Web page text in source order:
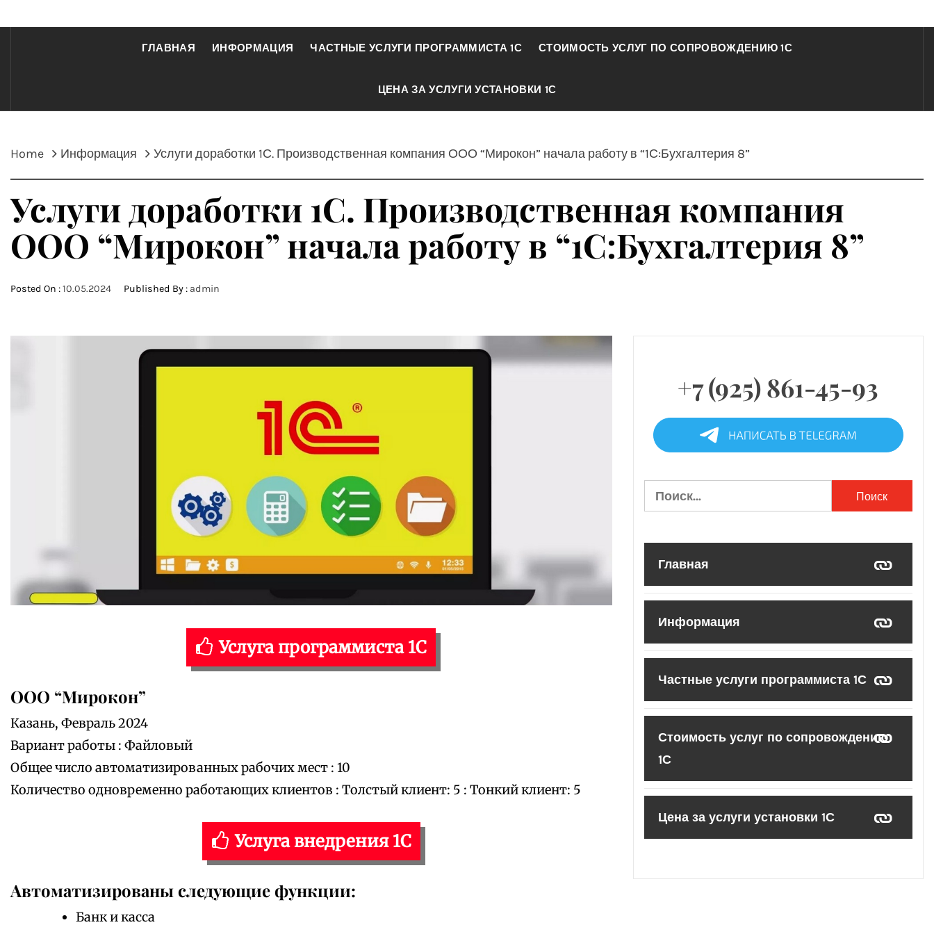
ГЛАВНАЯ ИНФОРМАЦИЯ ЧАСТНЫЕ УСЛУГИ ПРОГРАММИСТА 1С СТОИМОСТЬ УСЛУГ ПО СОПРОВОЖДЕНИЮ 1С
ЦЕНА ЗА УСЛУГИ УСТАНОВКИ 1С
Home Информация Услуги доработки 1С. Производственная компания ООО “Мирокон” начала работу в “1С:Бухгалтерия 8”
Услуги доработки 1С. Производственная компания
ООО “Мирокон” начала работу в “1С:Бухгалтерия 8”
Posted On :10.05.2024 Published By : admin
Услуга программиста 1С
ООО “Мирокон”
Казань, Февраль 2024
Вариант работы : Файловый
Общее число автоматизированных рабочих мест : 10
Количество одновременно работающих клиентов : Толстый клиент: 5 : Тонкий клиент: 5
Услуга внедрения 1С
Автоматизированы следующие функции:
Банк и касса
+7 (925) 861-45-93
Найти:
Главная
Информация
Частные услуги программиста 1С
Стоимость услуг по сопровождению
1С
Цена за услуги установки 1С